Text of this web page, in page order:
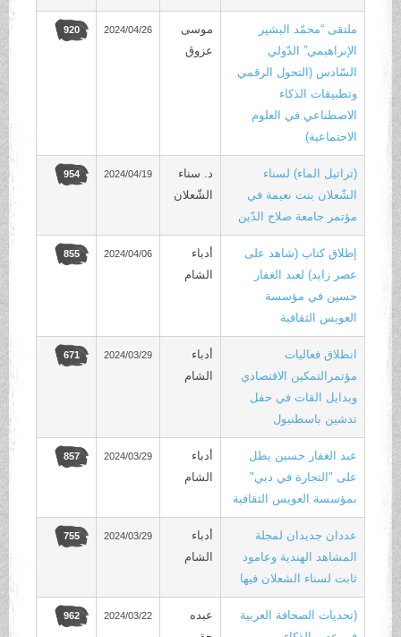
ملتقى “محمّد البشير
الإبراهيمي” الدّولي
السّادس (التحول الرقمي
وتطبيقات الذكاء
الاصطناعي في العلوم
الاجتماعية)
موسى
عزوڨ
2024/04/26
920
(تراتيل الماء) لسناء
الشّعلان بنت نعيمة في
مؤتمر جامعة صلاح الدّين
د. سناء
الشّعلان
2024/04/19
954
إطلاق كتاب (شاهد على
عصر زايد) لعبد الغفار
حسين في مؤسسة
العويس الثقافية
أدباء
الشام
2024/04/06
855
انطلاق فعاليات
مؤتمرالتمكين الاقتصادي
وبدايل القات في حفل
تدشين باسطنبول
أدباء
الشام
2024/03/29
671
عبد الغفار حسين يطل
على "التجارة في دبي"
بمؤسسة العويس الثقافية
أدباء
الشام
2024/03/29
857
عددان جديدان لمجلة
المشاهد الهندية وعامود
ثابت لسناء الشعلان فيها
أدباء
الشام
2024/03/29
755
(تحديات الصحافة العربية
عبده
2024/03/22
962